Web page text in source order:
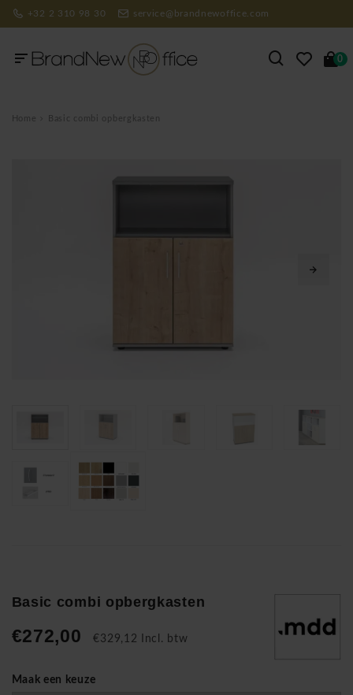
+32 2 310 98 30 service@brandnewoffice.com
0
Home Basic combi opbergkasten
Basic combi opbergkasten
€272,00 €329,12 Incl. btw
Maak een keuze